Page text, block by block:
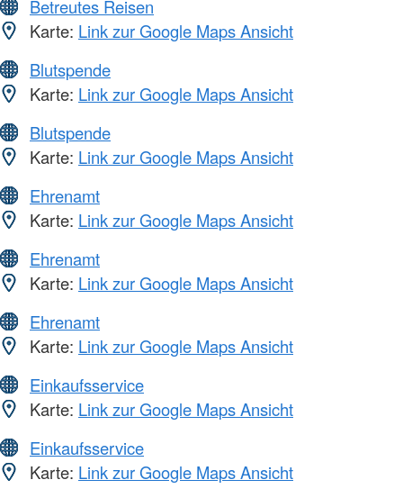
Betreutes Reisen
Karte: Link zur Google Maps Ansicht
Blutspende
Karte: Link zur Google Maps Ansicht
Blutspende
Karte: Link zur Google Maps Ansicht
Ehrenamt
Karte: Link zur Google Maps Ansicht
Ehrenamt
Karte: Link zur Google Maps Ansicht
Ehrenamt
Karte: Link zur Google Maps Ansicht
Einkaufsservice
Karte: Link zur Google Maps Ansicht
Einkaufsservice
Karte: Link zur Google Maps Ansicht